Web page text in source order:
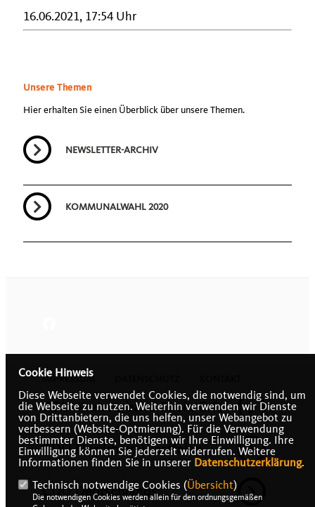
16.06.2021, 17:54 Uhr
Unsere Themen
Hier erhalten Sie einen Überblick über unsere Themen.
NEWSLETTER-ARCHIV
KOMMUNALWAHL 2020
IMPRESSUM
CDU-Kreisverband Rhein-Erft
CDU Nordrhein-Westfalen
CDU Deutschlands
Cookie Hinweis
Diese Webseite verwendet Cookies, die notwendig sind, um
die Webseite zu nutzen. Weiterhin verwenden wir Dienste
von Drittanbietern, die uns helfen, unser Webangebot zu
verbessern (Website-Optmierung). Für die Verwendung
bestimmter Dienste, benötigen wir Ihre Einwilligung. Ihre
Einwilligung können Sie jederzeit widerrufen. Weitere
Informationen finden Sie in unserer Datenschutzerklärung.
Technisch notwendige Cookies (Übersicht)
Die notwendigen Cookies werden allein für den ordnungsgemäßen